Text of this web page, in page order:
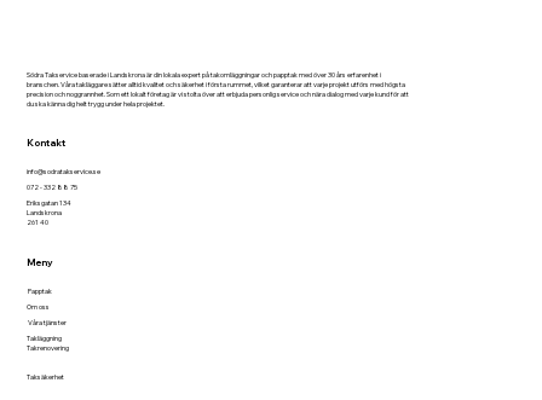
Södra Takservice baserade i Landskrona är din lokala expert på takomläggningar och papptak med över 30 års erfarenhet i
branschen. Våra takläggare sätter alltid kvalitet och säkerhet i första rummet, vilket garanterar att varje projekt utförs med högsta
precision och noggrannhet. Som ett lokalt företag är vi stolta över att erbjuda personlig service och nära dialog med varje kund för att
du ska känna dig helt trygg under hela projektet.
Meny
Papptak
Om oss
Våra tjänster
Takläggning
Takrenovering
Taksäkerhet
Kontakt
info@sodratakservice.se
072 - 332 88 75
Eriksgatan 134
Landskrona
261 40